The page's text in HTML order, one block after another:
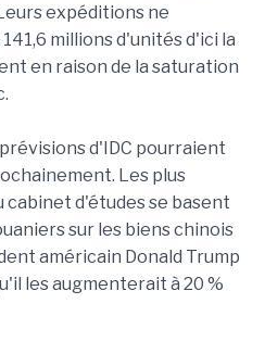
expéditions ne
millions d'unités d'ici la
en raison de la saturation
d'IDC pourraient
Les plus
d'études se basent
sur les biens chinois
américain Donald Trump
les augmenterait à 20 %